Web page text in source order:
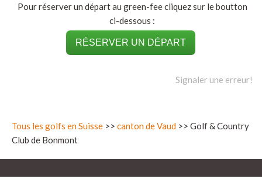
Pour réserver un départ au green-fee cliquez sur le boutton
ci-dessous :
RÉSERVER UN DÉPART
Signaler une erreur!
Tous les golfs en Suisse >> canton de Vaud >> Golf & Country
Club de Bonmont